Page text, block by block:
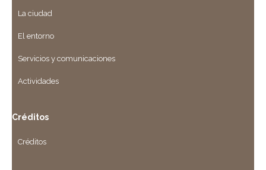
La ciudad
El entorno
Servicios y comunicaciones
Actividades
Créditos
Créditos